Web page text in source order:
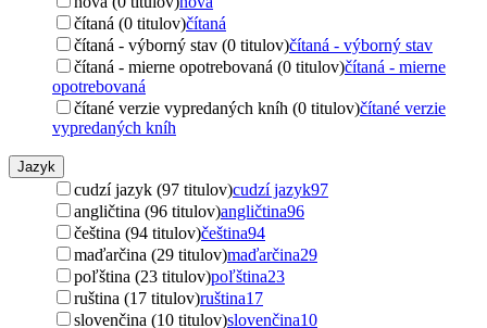
čítaná (0 titulov)čítaná
čítaná - výborný stav (0 titulov)čítaná - výborný stav
čítaná - mierne opotrebovaná (0 titulov)čítaná - mierne
opotrebovaná
čítané verzie vypredaných kníh (0 titulov)čítané verzie
vypredaných kníh
Jazyk
cudzí jazyk (97 titulov)cudzí jazyk97
angličtina (96 titulov)angličtina96
čeština (94 titulov)čeština94
maďarčina (29 titulov)maďarčina29
poľština (23 titulov)poľština23
ruština (17 titulov)ruština17
slovenčina (10 titulov)slovenčina10